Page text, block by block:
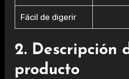
Fácil de digerir
2. Descripción
producto